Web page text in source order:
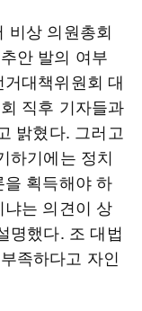
비상 의원총회
안 발의 여부
대책위원회 대
직후 기자들과
밝혔다. 그러고
하기에는 정치
획득해야 하
는 의견이 상
명했다. 조 대법
족하다고 자인